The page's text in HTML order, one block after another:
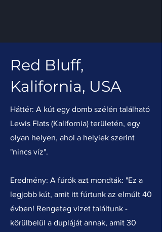
Red Bluff,
Kalifornia, USA
Háttér: A kút egy domb szélén található
Lewis Flats (Kalifornia) területén, egy
olyan helyen, ahol a helyiek szerint
"nincs víz".
Eredmény: A fúrók azt mondták: "Ez a
legjobb kút, amit itt fúrtunk az elmúlt 40
évben! Rengeteg vizet találtunk -
körülbelül a dupláját annak, amit 30